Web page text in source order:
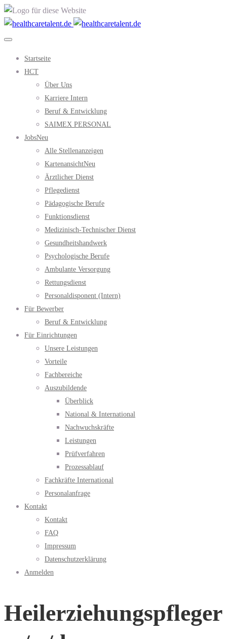
Startseite
HCT
Über Uns
Karriere Intern
Beruf & Entwicklung
SAIMEX PERSONAL
JobsNeu
Alle Stellenanzeigen
KartenansichtNeu
Ärztlicher Dienst
Pflegedienst
Pädagogische Berufe
Funktionsdienst
Medizinisch-Technischer Dienst
Gesundheitshandwerk
Psychologische Berufe
Ambulante Versorgung
Rettungsdienst
Personaldisponent (Intern)
Für Bewerber
Beruf & Entwicklung
Für Einrichtungen
Unsere Leistungen
Vorteile
Fachbereiche
Auszubildende
Überblick
National & International
Nachwuchskräfte
Leistungen
Prüfverfahren
Prozessablauf
Fachkräfte International
Personalanfrage
Kontakt
Kontakt
FAQ
Impressum
Datenschutzerklärung
Anmelden
Heilerziehungspfleger